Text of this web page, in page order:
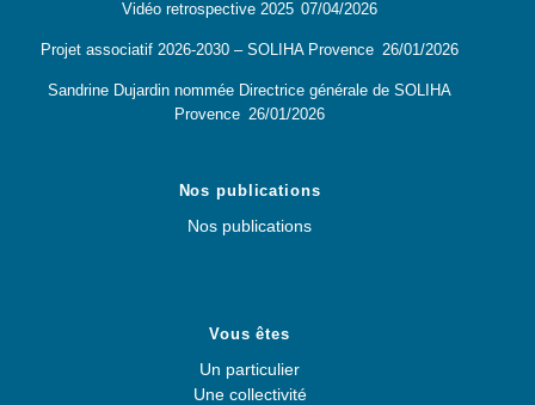
Vidéo retrospective 2025 07/04/2026
Projet associatif 2026-2030 – SOLIHA Provence 26/01/2026
Sandrine Dujardin nommée Directrice générale de SOLIHA
Provence 26/01/2026
Nos publications
Nos publications
Vous êtes
Un particulier
Une collectivité